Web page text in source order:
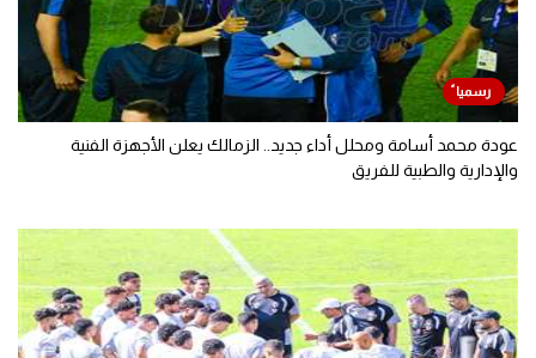
عودة محمد أسامة ومحلل أداء جديد.. الزمالك يعلن الأجهزة الفنية
والإدارية والطبية للفريق